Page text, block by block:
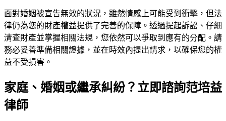
面對婚姻被宣告無效的狀況，雖然情感上可能受到衝擊，但法
律仍為您的財產權益提供了完善的保障。透過提起訴訟、仔細
清查財產並掌握相關法規，您依然可以爭取到應有的分配。請
務必妥善準備相關證據，並在時效內提出請求，以確保您的權
益不受損害。
家庭、婚姻或繼承糾紛？立即諮詢范培益
律師